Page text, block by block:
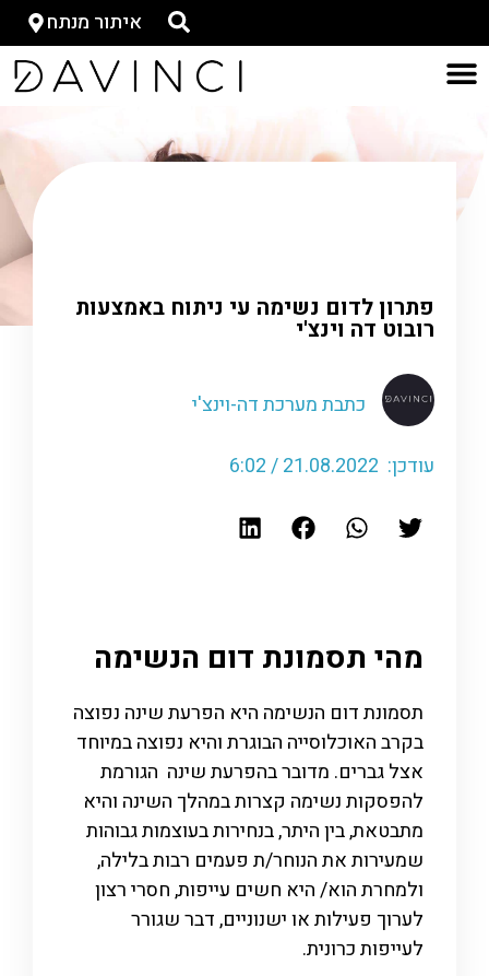
איתור מנתח
פתרון לדום נשימה עי ניתוח באמצעות
רובוט דה וינצ'י
כתבת מערכת דה-וינצ'י
עודכן: 21.08.2022 / 6:02
מהי תסמונת דום הנשימה
תסמונת דום הנשימה היא הפרעת שינה נפוצה
בקרב האוכלוסייה הבוגרת והיא נפוצה במיוחד
אצל גברים. מדובר בהפרעת שינה הגורמת
להפסקות נשימה קצרות במהלך השינה והיא
מתבטאת, בין היתר, בנחירות בעוצמות גבוהות
שמעירות את הנוחר/ת פעמים רבות בלילה,
ולמחרת הוא/ היא חשים עייפות, חסרי רצון
לערוך פעילות או ישנוניים, דבר שגורר
לעייפות כרונית.